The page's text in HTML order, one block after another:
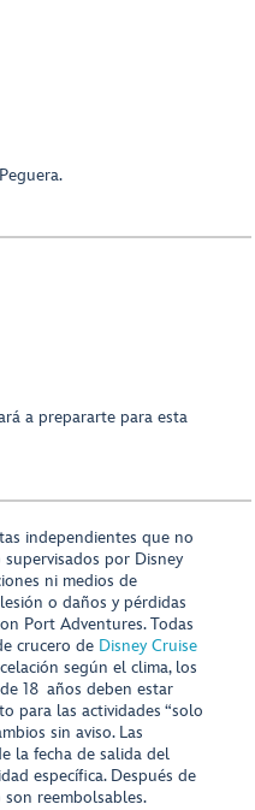
a prepararte para esta
independientes que no
por Disney
ni medios de
o daños y pérdidas
Port Adventures. Todas
crucero de Disney Cruise
según el clima, los
18 años deben estar
para las actividades “solo
sin aviso. Las
la fecha de salida del
específica. Después de
reembolsables.